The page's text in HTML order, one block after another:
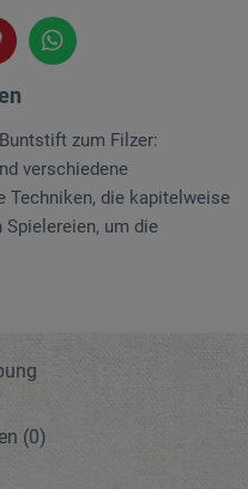
zum Filzer:
verschiedene
Techniken, die kapitelweise
um die
(0)